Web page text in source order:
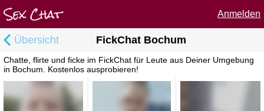
Anmelden
Übersicht FickChat Bochum
Chatte, flirte und ficke im FickChat für Leute aus Deiner Umgebung
in Bochum. Kostenlos ausprobieren!